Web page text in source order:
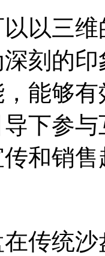
以三
刻的
能够
导下参
和销
在传统